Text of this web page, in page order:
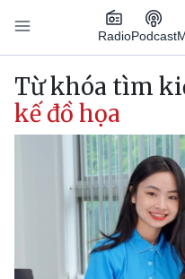
Nhảy đến nội dung
RadioPodcast
Main navigation
Từ khóa tìm
kế đồ họa